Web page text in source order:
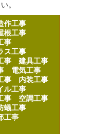
。
作工事
根工事
事
ス工事
事 建具工事
電気工事
事 内装工事
ル工事
事 空調工事
蟻工事
工事